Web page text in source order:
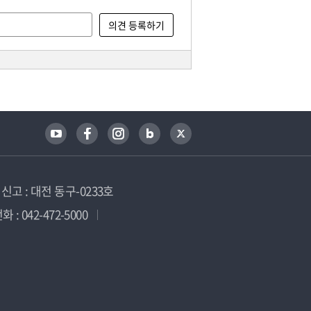
고 : 대전 동구-0233호
: 042-472-5000